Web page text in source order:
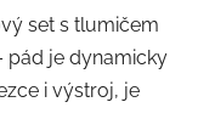
set s tlumičem
pád je dynamicky
i výstroj, je